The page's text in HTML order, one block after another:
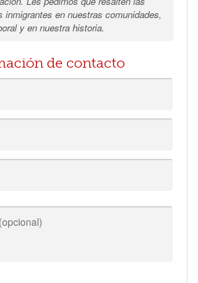
inmigrantes en nuestras comunidades,
y en nuestra historia.
de contacto